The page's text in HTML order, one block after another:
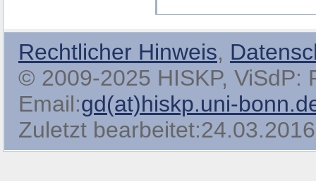
Rechtlicher Hinweis,
© 2009-2025 HISKP, ViSdP:
Email:gd(at)hiskp.uni-
Zuletzt